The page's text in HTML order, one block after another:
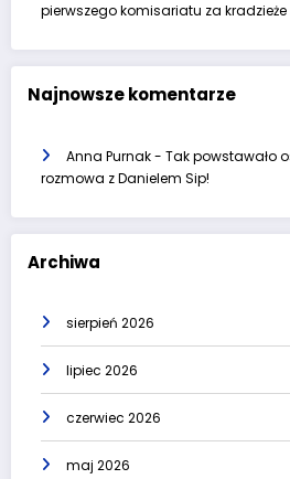
pierwszego komisariatu za kradzieże
Najnowsze komentarze
Anna Purnak- Tak powstawało
rozmowa z Danielem Sip!
Archiwa
sierpień 2026
lipiec 2026
czerwiec 2026
maj 2026